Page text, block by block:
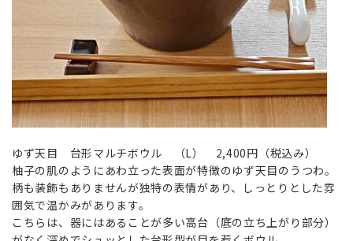
ゆず天目 台形マルチボウル （L） 2,400円（税込み）
柚子の肌のようにあわ立った表面が特徴のゆず天目のうつわ。
柄も装飾もありませんが独特の表情があり、しっとりとした雰
囲気で温かみがあります。
こちらは、器にはあることが多い高台（底の立ち上がり部分）